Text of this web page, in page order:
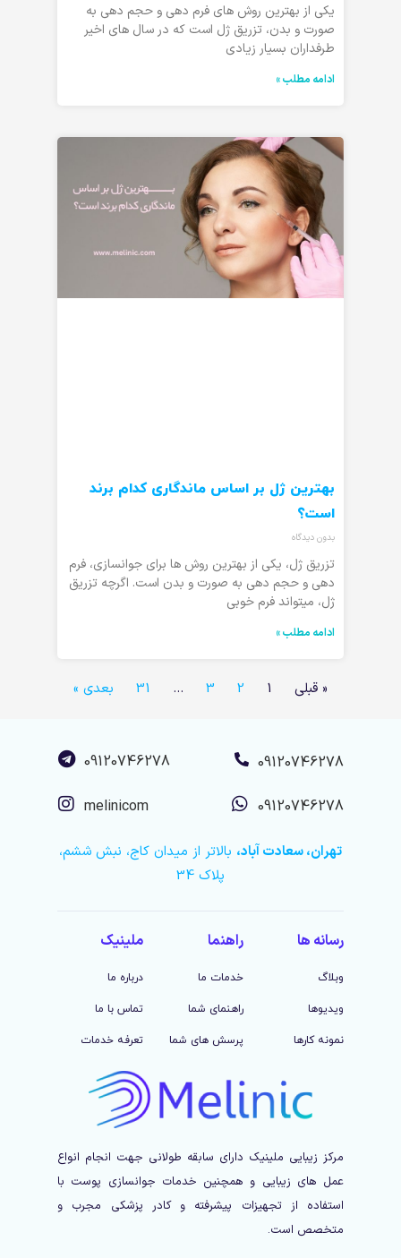
یکی از بهترین روش های فرم دهی و حجم دهی به
صورت و بدن، تزریق ژل است که در سال های اخیر
طرفداران بسیار زیادی
ادامه مطلب »
بهترین ژل بر اساس ماندگاری کدام برند
است؟
بدون دیدگاه
تزریق ژل، یکی از بهترین روش ها برای جوانسازی، فرم
دهی و حجم دهی به صورت و بدن است. اگرچه تزریق
ژل، میتواند فرم خوبی
ادامه مطلب »
« قبلی 1
2
3
…
31 بعدی »
09120746278
09120746278
09120746278
melinicom
تهران، سعادت آباد، بالاتر از میدان کاج، نبش ششم،
پلاک 34
رسانه ها
وبلاگ
ویدیوها
نمونه کارها
راهنما
خدمات ما
راهنمای شما
پرسش های شما
ملینیک
درباره ما
تماس با ما
تعرفه خدمات
مرکز زیبایی ملینیک دارای سابقه طولانی جهت انجام انواع
عمل های زیبایی و همچنین خدمات جوانسازی پوست با
استفاده از تجهیزات پیشرفته و کادر پزشکی مجرب و
متخصص است.